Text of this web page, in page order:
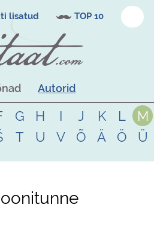
lisatud TOP 10
Autorid
G H I J K L
M
T U V Õ Ä Ö Ü
missioonitunne